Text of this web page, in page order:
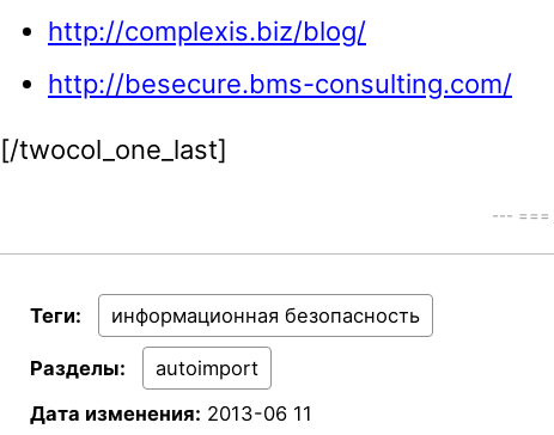
http://complexis.biz/blog/
http://besecure.bms-consulting.com/
[/twocol_one_last]
--- ===
Теги: информационная безопасность
Разделы:
autoimport
Дата изменения: 2013-06 11